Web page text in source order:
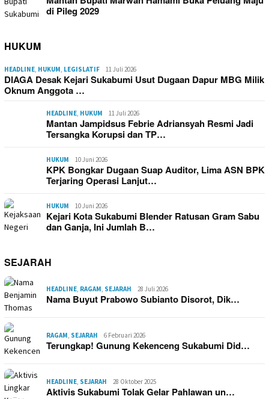
di Pileg 2029
HUKUM
HEADLINE, HUKUM, LEGISLATIF 11 Juli 2026
DIAGA Desak Kejari Sukabumi Usut Dugaan Dapur MBG Milik
Oknum Anggota …
HEADLINE, HUKUM 11 Juli 2026
Mantan Jampidsus Febrie Adriansyah Resmi Jadi
Tersangka Korupsi dan TP…
HUKUM 10 Juni 2026
KPK Bongkar Dugaan Suap Auditor, Lima ASN BPK
Terjaring Operasi Lanjut…
HUKUM 10 Juni 2026
Kejari Kota Sukabumi Blender Ratusan Gram Sabu
dan Ganja, Ini Jumlah B…
SEJARAH
HEADLINE, RAGAM, SEJARAH 28 Juli 2026
Nama Buyut Prabowo Subianto Disorot, Dik…
RAGAM, SEJARAH 6 Februari 2026
Terungkap! Gunung Kekenceng Sukabumi Did…
HEADLINE, SEJARAH 28 Oktober 2025
Aktivis Sukabumi Tolak Gelar Pahlawan un…